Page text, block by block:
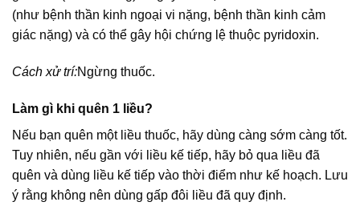
(như bệnh thần kinh ngoại vi nặng, bệnh thần kinh cảm
giác nặng) và có thể gây hội chứng lệ thuộc pyridoxin.
Cách xử trí:Ngừng thuốc.
Làm gì khi quên 1 liều?
Nếu bạn quên một liều thuốc, hãy dùng càng sớm càng tốt.
Tuy nhiên, nếu gần với liều kế tiếp, hãy bỏ qua liều đã
quên và dùng liều kế tiếp vào thời điểm như kế hoạch. Lưu
ý rằng không nên dùng gấp đôi liều đã quy định.